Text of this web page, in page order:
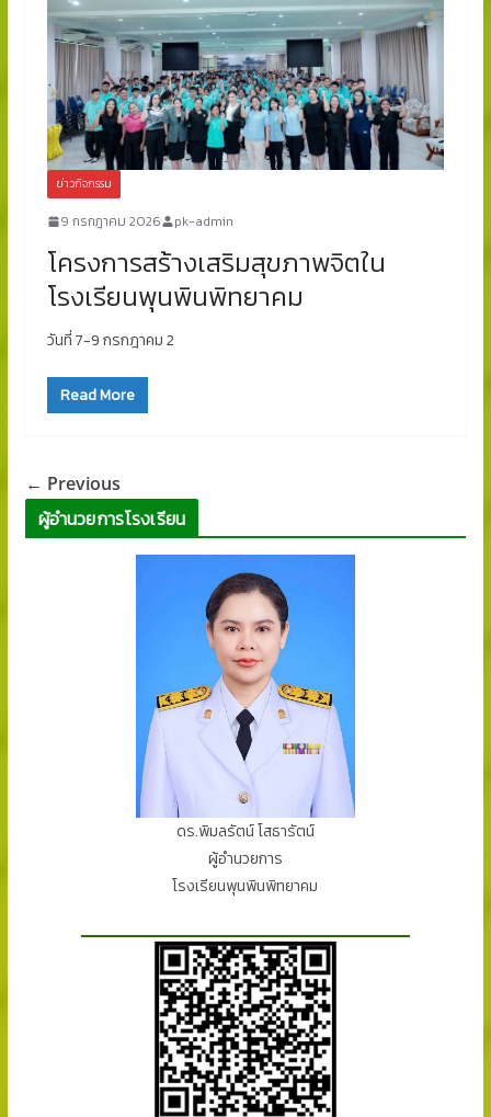
ข่าวกิจกรรม
9 กรกฎาคม 2026 pk-admin
โครงการสร้างเสริมสุขภาพจิตใน
โรงเรียนพุนพินพิทยาคม
วันที่ 7-9 กรกฎาคม 2
Read More
← Previous
ผู้อำนวยการโรงเรียน
ดร.พิมลรัตน์ โสธารัตน์
ผู้อำนวยการ
โรงเรียนพุนพินพิทยาคม